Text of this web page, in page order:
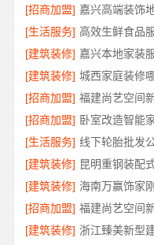
[招商加盟] 嘉兴高端装饰
[生活服务]
[建筑装修]
[建筑装修] 城西家庭装修
[招商加盟]
[招商加盟]
[生活服务]
[建筑装修]
[建筑装修] 海南万赢饰家
[招商加盟]
[建筑装修] 浙江臻美新型